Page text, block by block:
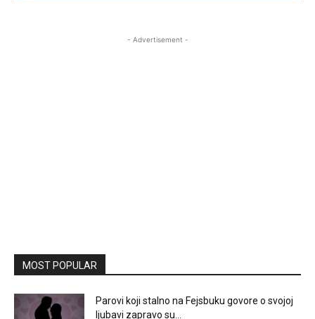
- Advertisement -
MOST POPULAR
Parovi koji stalno na Fejsbuku govore o svojoj
ljubavi zapravo su...